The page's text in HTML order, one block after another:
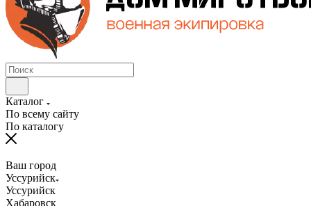
Каталог
По всему сайту
По каталогу
Ваш город
Уссурийск
Уссурийск
Хабаровск